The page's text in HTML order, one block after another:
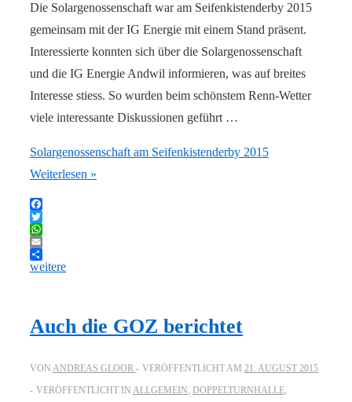
Die Solargenossenschaft war am Seifenkistenderby 2015
gemeinsam mit der IG Energie mit einem Stand präsent.
Interessierte konnten sich über die Solargenossenschaft
und die IG Energie Andwil informieren, was auf breites
Interesse stiess. So wurden beim schönstem Renn-Wetter
viele interessante Diskussionen geführt …
Solargenossenschaft am Seifenkistenderby 2015
Weiterlesen »
Facebook
Twitter
WhatsApp
Email
weitere
Auch die GOZ berichtet
VON ANDREAS GLOOR VERÖFFENTLICHT AM 21. AUGUST 2015
VERÖFFENTLICHT IN ALLGEMEIN DOPPELTURNHALLE,